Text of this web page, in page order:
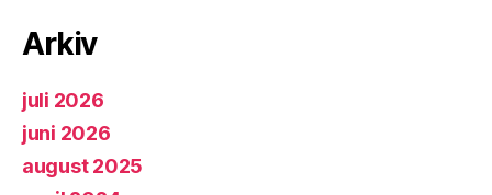
Arkiv
juli 2026
juni 2026
august 2025